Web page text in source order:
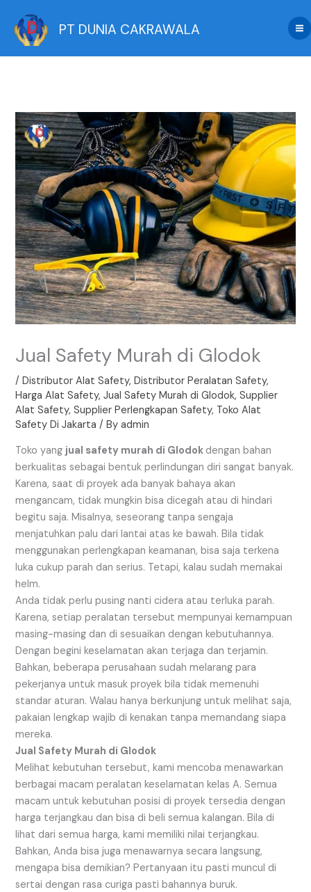
content
PT DUNIA CAKRAWALA
Jual Safety Murah di Glodok
/Distributor Alat Safety,Distributor Peralatan Safety,
Harga Alat Safety,Jual Safety Murah di Glodok,Supplier
Alat Safety,Supplier Perlengkapan Safety, Toko Alat
Safety Di Jakarta / Byadmin
Toko yang jual safety murah di Glodok dengan bahan
berkualitas sebagai bentuk perlindungan diri sangat banyak.
Karena, saat di proyek ada banyak bahaya akan
mengancam, tidak mungkin bisa dicegah atau di hindari
begitu saja. Misalnya, seseorang tanpa sengaja
menjatuhkan palu dari lantai atas ke bawah. Bila tidak
menggunakan perlengkapan keamanan, bisa saja terkena
luka cukup parah dan serius. Tetapi, kalau sudah memakai
helm.
Anda tidak perlu pusing nanti cidera atau terluka parah.
Karena, setiap peralatan tersebut mempunyai kemampuan
masing-masing dan di sesuaikan dengan kebutuhannya.
Dengan begini keselamatan akan terjaga dan terjamin.
Bahkan, beberapa perusahaan sudah melarang para
pekerjanya untuk masuk proyek bila tidak memenuhi
standar aturan. Walau hanya berkunjung untuk melihat saja,
pakaian lengkap wajib di kenakan tanpa memandang siapa
mereka.
Jual Safety Murah di Glodok
Melihat kebutuhan tersebut, kami mencoba menawarkan
berbagai macam peralatan keselamatan kelas A. Semua
macam untuk kebutuhan posisi di proyek tersedia dengan
harga terjangkau dan bisa di beli semua kalangan. Bila di
lihat dari semua harga, kami memiliki nilai terjangkau.
Bahkan, Anda bisa juga menawarnya secara langsung,
mengapa bisa demikian? Pertanyaan itu pasti muncul di
sertai dengan rasa curiga pasti bahannya buruk.